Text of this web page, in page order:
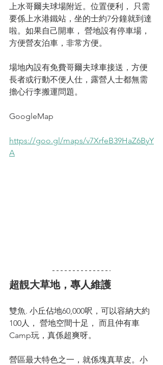
上水哥爾夫球場附近。位置便利， 只需
要係上水港鐵站，坐的士約7分鐘就到達
啦。如果自己開車， 營地設有停車場，
方便營友泊車，非常方便。
場地內設有免費哥爾夫球車接送，方便
長者或行動不便人仕，露營人士都無需
擔心行李搬運問題。
GoogleMap
https://goo.gl/maps/v7XrfeB39HaZ6ByY
A
超靚大草地，專人維護
雙魚. 小丘佔地60,000呎，可以容納大約
100人， 營地空間十足， 而且仲有車
Camp玩，真係超爽呀。
營區最大特色之一，就係塊真草皮。小